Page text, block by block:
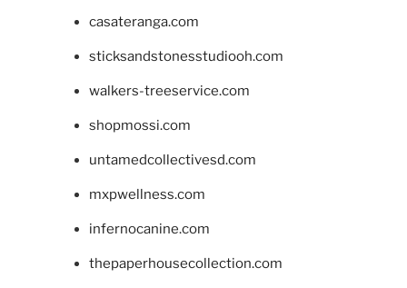
casateranga.com
sticksandstonesstudiooh.com
walkers-treeservice.com
shopmossi.com
untamedcollectivesd.com
mxpwellness.com
infernocanine.com
thepaperhousecollection.com